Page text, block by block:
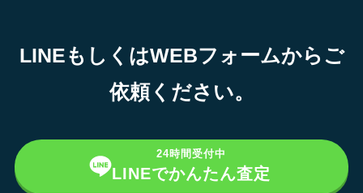
LINEもしくはWEBフォームからご
依頼ください。
24時間受付中
LINEでかんたん査定